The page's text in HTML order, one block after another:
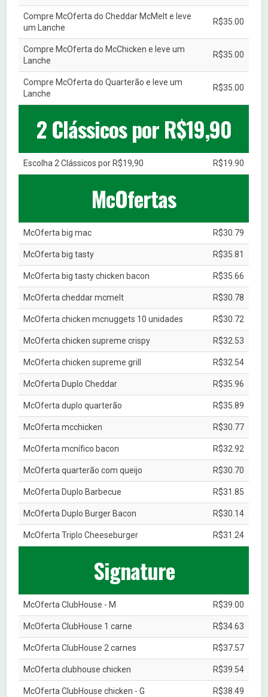
Compre McOferta do Cheddar McMelt e leve
um Lanche
R$35.00
Compre McOferta do McChicken e leve um
Lanche
R$35.00
Compre McOferta do Quarterão e leve um
Lanche
R$35.00
2 Clássicos por R$19,90
Escolha 2 Clássicos por R$19,90 R$19.90
McOfertas
McOferta big mac R$30.79
McOferta big tasty R$35.81
McOferta big tasty chicken bacon R$35.66
McOferta cheddar mcmelt R$30.78
McOferta chicken mcnuggets 10 unidades R$30.72
McOferta chicken supreme crispy R$32.53
McOferta chicken supreme grill R$32.54
McOferta Duplo Cheddar R$35.96
McOferta duplo quarterão R$35.89
McOferta mcchicken R$30.77
McOferta mcnífico bacon R$32.92
McOferta quarterão com queijo R$30.70
McOferta Duplo Barbecue R$31.85
McOferta Duplo Burger Bacon R$30.14
McOferta Triplo Cheeseburger R$31.24
Signature
McOferta ClubHouse - M R$39.00
McOferta ClubHouse 1 carne R$34.63
McOferta ClubHouse 2 carnes R$37.57
McOferta clubhouse chicken R$39.54
McOferta ClubHouse chicken - G R$38.49